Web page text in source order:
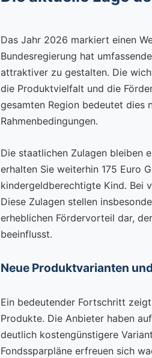
Das Jahr 2026 markiert einen
Bundesregierung hat
attraktiver zu gestalten. Die
die Produktvielfalt und die
gesamten Region bedeutet dies
Rahmenbedingungen.
Die staatlichen Zulagen bleiben
erhalten Sie weiterhin 175 Euro
kindergeldberechtigte Kind. Bei
Diese Zulagen stellen
erheblichen Fördervorteil dar,
beeinflusst.
Neue Produktvarianten
Ein bedeutender Fortschritt
Produkte. Die Anbieter haben
deutlich kostengünstigere
Fondssparpläne erfreuen sich